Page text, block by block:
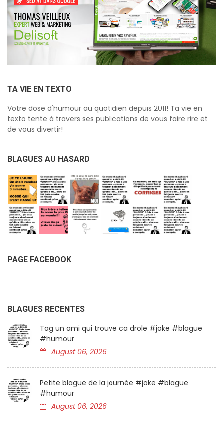
TA VIE EN TEXTO
Votre dose d'humour au quotidien depuis 2011! Ta vie en
texto tente à travers ses publications de vous faire rire et
de vous divertir!
BLAGUES AU HASARD
PAGE FACEBOOK
BLAGUES RECENTES
Tag un ami qui trouve ca drole #joke #blague
#humour
August 06, 2026
Petite blague de la journée #joke #blague
#humour
August 06, 2026